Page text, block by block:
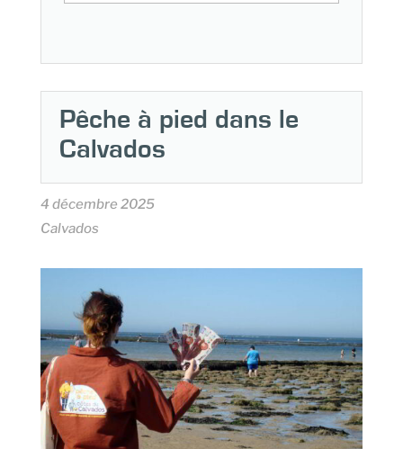
Pêche à pied dans le
Calvados
4 décembre 2025
Calvados